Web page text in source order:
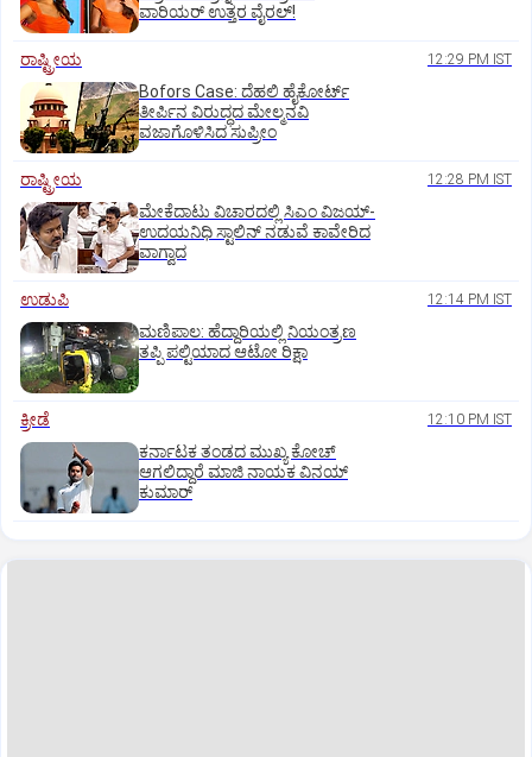
ವಾರಿಯರ್ ಉತ್ತರ ವೈರಲ್!
ರಾಷ್ಟ್ರೀಯ 12:29 PM IST
Bofors Case: ದೆಹಲಿ ಹೈಕೋರ್ಟ್‌
ತೀರ್ಪಿನ ವಿರುದ್ಧದ ಮೇಲ್ಮನವಿ
ವಜಾಗೊಳಿಸಿದ ಸುಪ್ರೀಂ
ರಾಷ್ಟ್ರೀಯ 12:28 PM IST
ಮೇಕೆದಾಟು ವಿಚಾರದಲ್ಲಿ ಸಿಎಂ ವಿಜಯ್-
ಉದಯನಿಧಿ ಸ್ಟಾಲಿನ್ ನಡುವೆ ಕಾವೇರಿದ
ವಾಗ್ವಾದ
ಉಡುಪಿ 12:14 PM IST
ಮಣಿಪಾಲ: ಹೆದ್ದಾರಿಯಲ್ಲಿ ನಿಯಂತ್ರಣ
ತಪ್ಪಿ ಪಲ್ಟಿಯಾದ ಆಟೋ ರಿಕ್ಷಾ
ಕ್ರೀಡೆ 12:10 PM IST
ಕರ್ನಾಟಕ ತಂಡದ ಮುಖ್ಯ ಕೋಚ್‌
ಆಗಲಿದ್ದಾರೆ ಮಾಜಿ ನಾಯಕ ವಿನಯ್‌
ಕುಮಾರ್